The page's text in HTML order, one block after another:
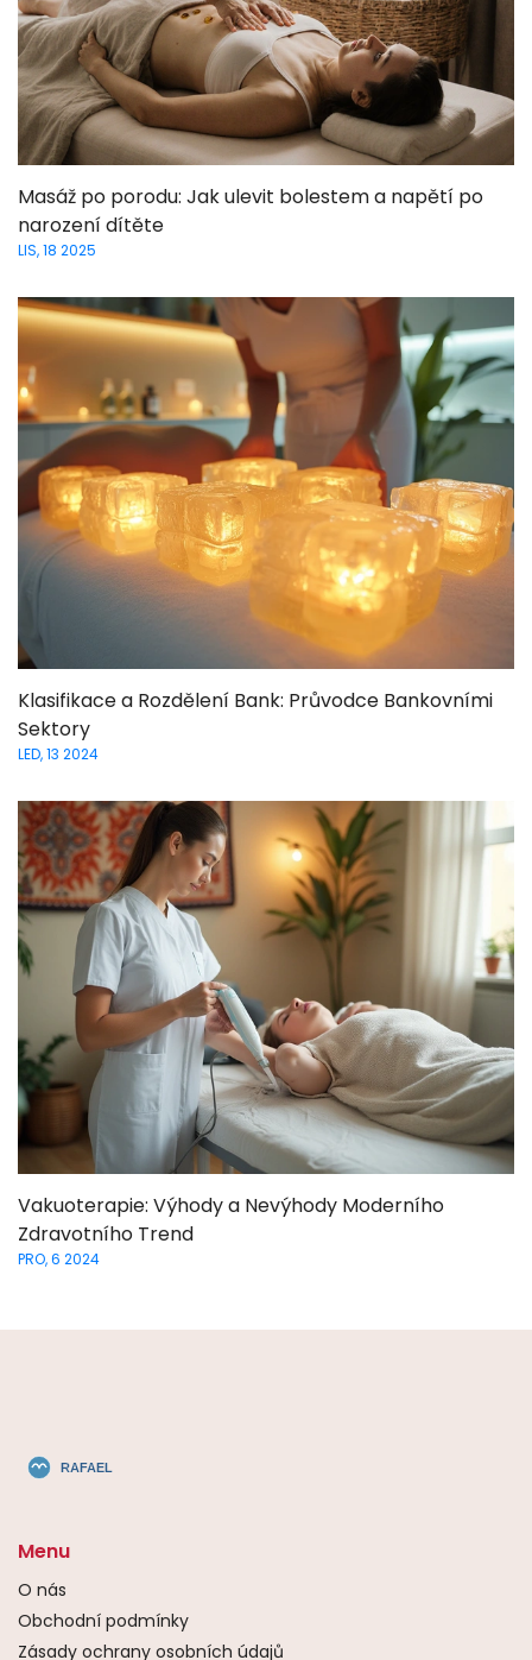
Masáž po porodu: Jak ulevit bolestem a napětí po
narození dítěte
LIS, 18 2025
Klasifikace a Rozdělení Bank: Průvodce Bankovními
Sektory
LED, 13 2024
Vakuoterapie: Výhody a Nevýhody Moderního
Zdravotního Trend
PRO, 6 2024
Menu
O nás
Obchodní podmínky
Zásady ochrany osobních údajů